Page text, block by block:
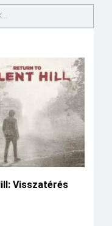
Visszatérés